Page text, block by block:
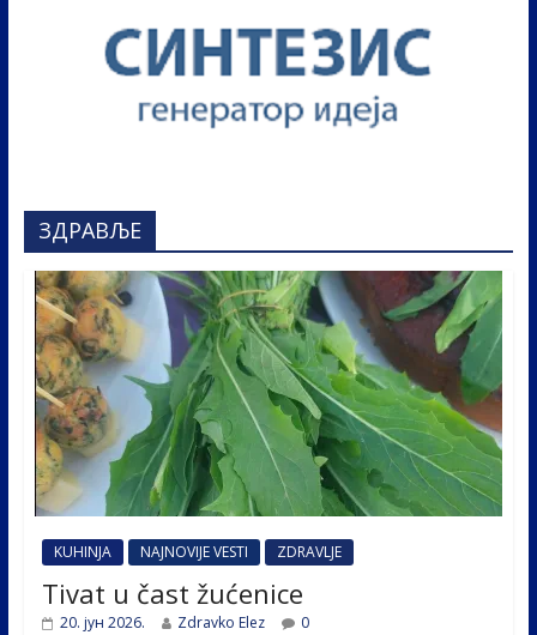
ЗДРАВЉЕ
KUHINJA NAJNOVIJE VESTI ZDRAVLJE
Tivat u čast žućenice
20. јун 2026. Zdravko Elez 0